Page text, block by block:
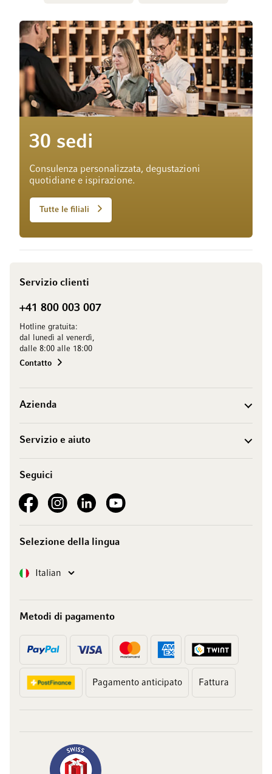
30 sedi
Consulenza personalizzata, degustazioni
quotidiane e ispirazione.
Tutte le filiali
Servizio clienti
+41 800 003 007
Hotline gratuita:
dal lunedì al venerdì,
dalle 8:00 alle 18:00
Contatto
Azienda
Servizio e aiuto
Seguici
See our FacebookSee our Instagram account
See our LinkedInSee our YouTube channel
Selezione della lingua
Lingua Italian
Metodi di pagamento
Pagamento anticipato Fattura